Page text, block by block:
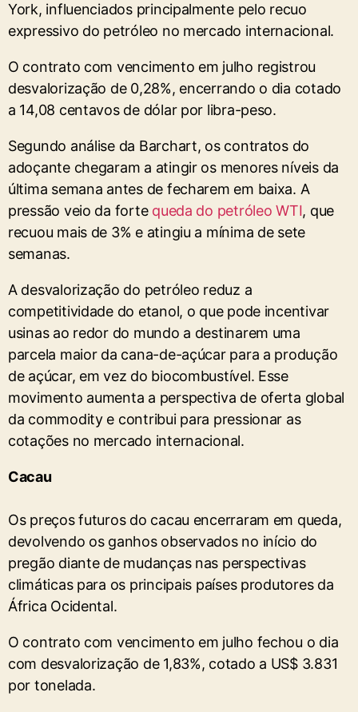
York, influenciados principalmente pelo recuo
expressivo do petróleo no mercado internacional.
O contrato com vencimento em julho registrou
desvalorização de 0,28%, encerrando o dia cotado
a 14,08 centavos de dólar por libra-peso.
Segundo análise da Barchart, os contratos do
adoçante chegaram a atingir os menores níveis da
última semana antes de fecharem em baixa. A
pressão veio da forte queda do petróleo WTI, que
recuou mais de 3% e atingiu a mínima de sete
semanas.
A desvalorização do petróleo reduz a
competitividade do etanol, o que pode incentivar
usinas ao redor do mundo a destinarem uma
parcela maior da cana-de-açúcar para a produção
de açúcar, em vez do biocombustível. Esse
movimento aumenta a perspectiva de oferta global
da commodity e contribui para pressionar as
cotações no mercado internacional.
Cacau
Os preços futuros do cacau encerraram em queda,
devolvendo os ganhos observados no início do
pregão diante de mudanças nas perspectivas
climáticas para os principais países produtores da
África Ocidental.
O contrato com vencimento em julho fechou o dia
com desvalorização de 1,83%, cotado a US$ 3.831
por tonelada.